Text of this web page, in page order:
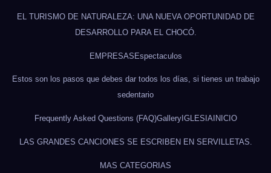
EL TURISMO DE NATURALEZA: UNA NUEVA OPORTUNIDAD DE
DESARROLLO PARA EL CHOCÓ.
EMPRESASEspectaculos
Estos son los pasos que debes dar todos los días, si tienes un trabajo
sedentario
Frequently Asked Questions (FAQ)GalleryIGLESIAINICIO
LAS GRANDES CANCIONES SE ESCRIBEN EN SERVILLETAS.
MAS CATEGORIAS